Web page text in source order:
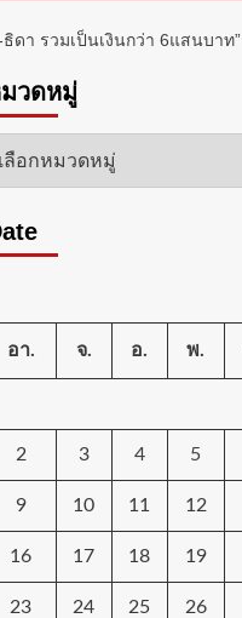
า รวมเป็นเงินกว่า 6แสนบาท”
วดหมู่
วด
อา. จ. อ. พ.
2 3 4 5
9 10 11 12
16 17 18 19
23 24 25 26